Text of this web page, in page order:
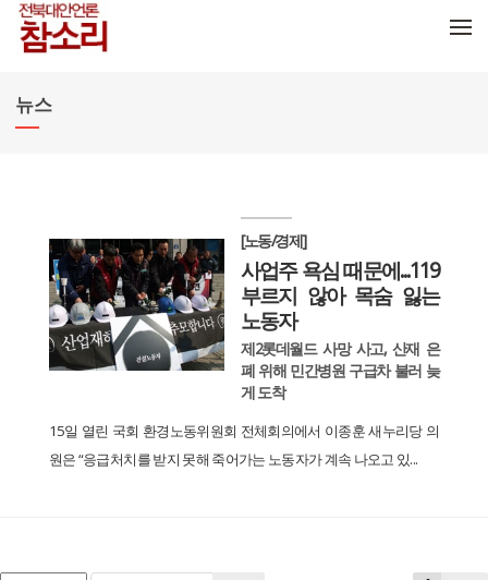
뉴스
[노동/경제]
사업주 욕심 때문에...119
부르지 않아 목숨 잃는
노동자
제2롯데월드 사망 사고, 산재 은
폐 위해 민간병원 구급차 불러 늦
게 도착
15일 열린 국회 환경노동위원회 전체회의에서 이종훈 새누리당 의
원은 “응급처치를 받지 못해 죽어가는 노동자가 계속 나오고 있...